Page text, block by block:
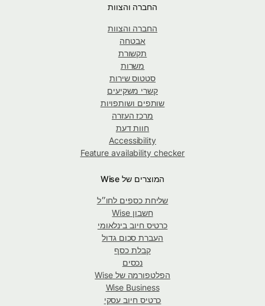
החברה והצוות
החברה והצוות
אבטחה
תקשורת
משרות
סטטוס שירות
קשרי משקיעים
שותפים ושותפויות
מרכז העזרה
חוות דעת
Accessibility
Feature availability checker
המוצרים של Wise
שליחת כספים לחו״ל
חשבון Wise
כרטיס חיוב בינלאומי
העברת סכום גדול
קבלת כסף
נכסים
הפלטפורמה של Wise
Wise Business
כרטיס חיוב עסקי